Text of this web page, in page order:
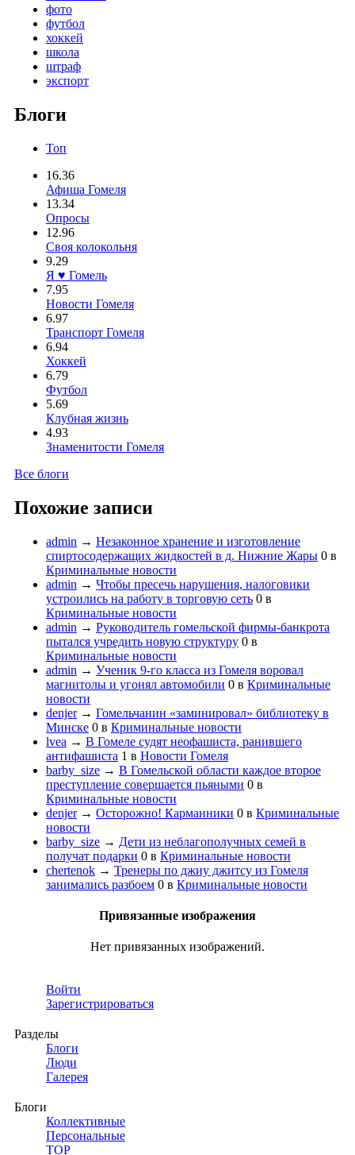
фото
футбол
хоккей
школа
штраф
экспорт
Блоги
Топ
16.36
Афиша Гомеля
13.34
Опросы
12.96
Своя колокольня
9.29
Я ♥ Гомель
7.95
Новости Гомеля
6.97
Транспорт Гомеля
6.94
Хоккей
6.79
Футбол
5.69
Клубная жизнь
4.93
Знаменитости Гомеля
Все блоги
Похожие записи
admin → Незаконное хранение и изготовление
спиртосодержащих жидкостей в д. Нижние Жары 0 в
Криминальные новости
admin → Чтобы пресечь нарушения, налоговики
устроились на работу в торговую сеть 0 в
Криминальные новости
admin → Руководитель гомельской фирмы-банкрота
пытался учредить новую структуру 0 в
Криминальные новости
admin → Ученик 9-го класса из Гомеля воровал
магнитолы и угонял автомобили 0 в Криминальные
новости
denjer→ Гомельчанин «заминировал» библиотеку в
Минске 0 в Криминальные новости
lvea → В Гомеле судят неофашиста, ранившего
антифашиста 1 в Новости Гомеля
barby_size → В Гомельской области каждое второе
преступление совершается пьяными 0 в
Криминальные новости
denjer→ Осторожно! Карманники 0 в Криминальные
новости
barby_size → Дети из неблагополучных семей в
получат подарки 0 в Криминальные новости
chertenok → Тренеры по джиу джитсу из Гомеля
занимались разбоем 0 в Криминальные новости
Привязанные изображения
Нет привязанных изображений.
Войти
Зарегистрироваться
Разделы
Блоги
Люди
Галерея
Блоги
Коллективные
Персональные
TOP